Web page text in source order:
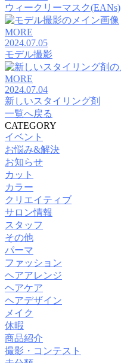
ウィークリーマスク(EANs)
MORE
2024.07.05
モデル撮影
MORE
2024.07.04
新しいスタイリング剤
一覧へ戻る
CATEGORY
イベント
お悩み&解決
お知らせ
カット
カラー
クリエイティブ
サロン情報
スタッフ
その他
パーマ
ファッション
ヘアアレンジ
ヘアケア
ヘアデザイン
メイク
休暇
商品紹介
撮影・コンテスト